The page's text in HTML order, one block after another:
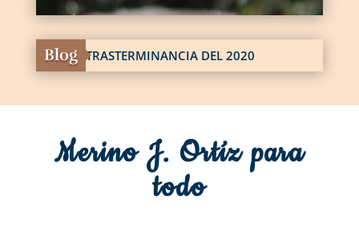
Blog LA ESQUILA DE PASO AL VERANO
Merino J. Ortíz para
todo